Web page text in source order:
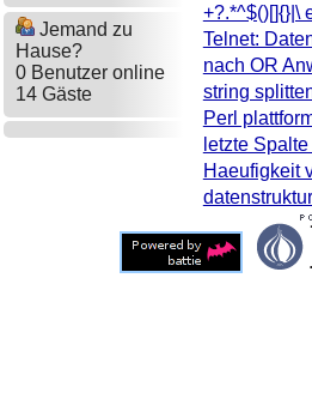
Jemand zu
Hause?
0 Benutzer online
14 Gäste
+?.*^$()[]{}|\
Telnet:
nach OR
string
Perl
letzte
Haeufigkeit